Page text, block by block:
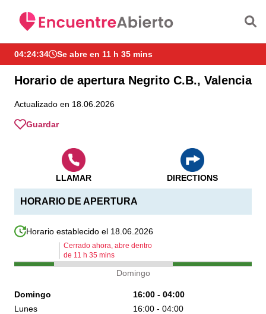
04:24:34 Se abre en 11 h 35 mins
Horario de apertura Negrito C.B., Valencia
Actualizado en 18.06.2026
Guardar
HORARIO DE APERTURA
Horario establecido el 18.06.2026
Cerrado ahora, abre dentro
de 11 h 35mins
Domingo
Domingo
16:00 - 04:00
Lunes
16:00 - 04:00
LLAMAR DIRECTIONS